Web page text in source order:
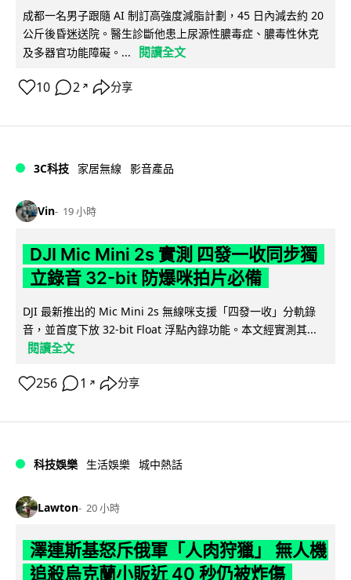
成都一名男子跟隨 AI 制訂高強度減脂計劃，45 日內減去約 20
公斤後昏迷送院。醫生診斷他患上尿源性膿毒症、膿毒性休克
及多器官功能障礙。...
閱讀全文
10 2 ↗ 分享
3C科技 家居無線 影音產品
Vin 19 小時
DJI Mic Mini 2s 實測 四發一收同步獨
立錄音 32-bit 防爆咪拍片必備
DJI 最新推出的 Mic Mini 2s 無線咪支援「四發一收」分軌錄
音，並首度下放 32-bit Float 浮點內錄功能。本文經實測其...
閱讀全文
256 1 ↗ 分享
科技娛樂 生活娛樂 城中熱話
Lawton 20 小時
澤連斯基怒斥俄軍「人肉狩獵」 無人機
追殺烏克蘭小販近 40 秒仍被炸傷